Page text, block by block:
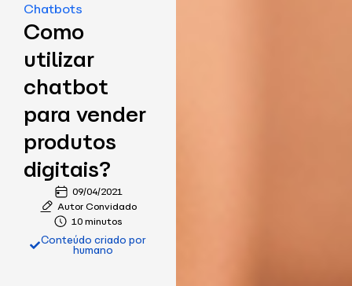
Chatbots
Como
utilizar
chatbot
para vender
produtos
digitais?
09/04/2021
Autor Convidado
10 minutos
Conteúdo criado por
humano